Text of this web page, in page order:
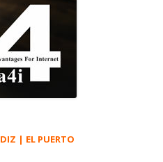
| EL PUERTO